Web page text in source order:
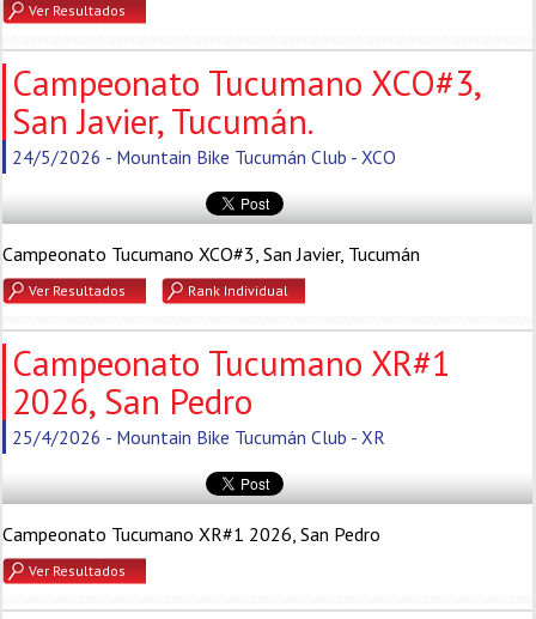
Ver Resultados
Campeonato Tucumano XCO#3,
San Javier, Tucumán.
24/5/2026 - Mountain Bike Tucumán Club - XCO
Campeonato Tucumano XCO#3, San Javier, Tucumán
Ver Resultados Rank Individual
Campeonato Tucumano XR#1
2026, San Pedro
25/4/2026 - Mountain Bike Tucumán Club - XR
Campeonato Tucumano XR#1 2026, San Pedro
Ver Resultados